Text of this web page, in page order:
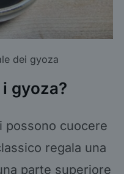
dei gyoza
gyoza?
possono cuocere
regala una
parte superiore